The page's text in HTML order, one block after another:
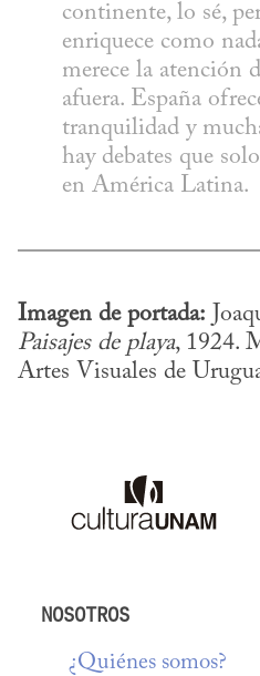
continente, lo sé,
enriquece como
merece la atención
afuera. España
tranquilidad y
hay debates que
en América Latina.
Imagen de portada:
Paisajes de playa, 1924.
Artes Visuales de
NOSOTROS
¿Quiénes somos?